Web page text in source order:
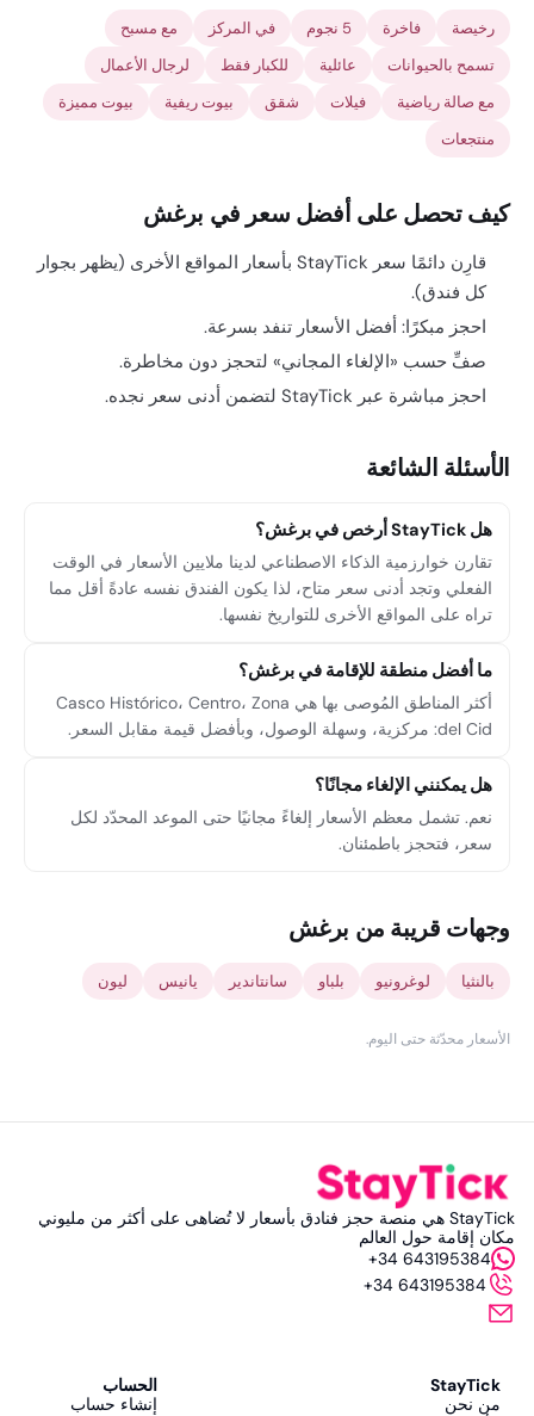
رخيصة فاخرة 5 نجوم في المركز
مع مسبح
تسمح بالحيوانات
عائلية للكبار فقط
لرجال الأعمال
مع صالة رياضية
فيلات شقق بيوت ريفية
بيوت مميزة
منتجعات
كيف تحصل على أفضل سعر في برغش
قارِن دائمًا سعر StayTick بأسعار المواقع الأخرى (يظهر بجوار
كل فندق).
احجز مبكرًا: أفضل الأسعار تنفد بسرعة.
صفِّ حسب «الإلغاء المجاني» لتحجز دون مخاطرة.
احجز مباشرة عبر StayTick لتضمن أدنى سعر نجده.
الأسئلة الشائعة
هل StayTick أرخص في برغش؟
تقارن خوارزمية الذكاء الاصطناعي لدينا ملايين الأسعار في الوقت
الفعلي وتجد أدنى سعر متاح، لذا يكون الفندق نفسه عادةً أقل مما
تراه على المواقع الأخرى للتواريخ نفسها.
ما أفضل منطقة للإقامة في برغش؟
أكثر المناطق المُوصى بها هي Casco Histórico، Centro، Zona
del Cid: مركزية، وسهلة الوصول، وبأفضل قيمة مقابل السعر.
هل يمكنني الإلغاء مجانًا؟
نعم. تشمل معظم الأسعار إلغاءً مجانيًا حتى الموعد المحدّد لكل
سعر، فتحجز باطمئنان.
وجهات قريبة من برغش
بالنثيا لوغرونيو بلباو سانتاندير يانيس ليون
الأسعار محدّثة حتى اليوم.
StayTick هي منصة حجز فنادق بأسعار لا تُضاهى على أكثر من مليوني
مكان إقامة حول العالم
+34 643195384
+34 643195384
StayTick
من نحن
الحساب
إنشاء حساب